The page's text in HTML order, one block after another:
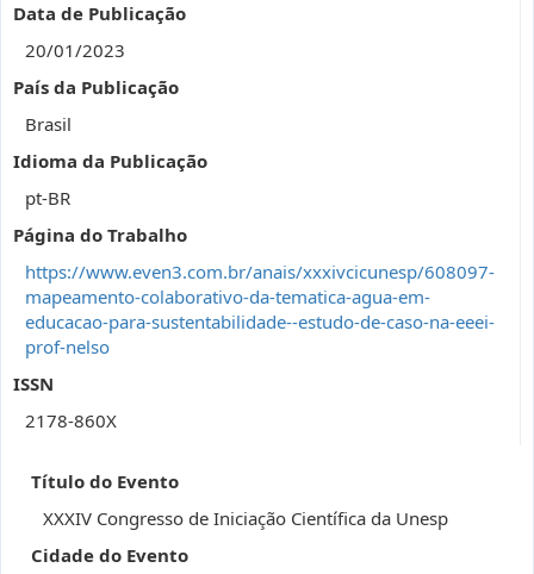
Data de Publicação
20/01/2023
País da Publicação
Brasil
Idioma da Publicação
pt-BR
Página do Trabalho
https://www.even3.com.br/anais/xxxivcicunesp/608097-
mapeamento-colaborativo-da-tematica-agua-em-
educacao-para-sustentabilidade--estudo-de-caso-na-eeei-
prof-nelso
ISSN
2178-860X
Título do Evento
XXXIV Congresso de Iniciação Científica da Unesp
Cidade do Evento